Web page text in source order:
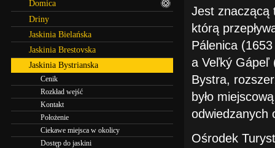
Jest znaczącą
którą
Pálenica
a Veľký Gápeľ
Bystra,
było
odwiedzanych
Ośrodek
Domica
Driny
Jaskinia Bielańska
Jaskinia Brestovska
Jaskinia Bystrianska
Cenik
Rozkład wejść
Kontakt
Położenie
Ciekawe miejsca w okolicy
Dostęp do jaskini